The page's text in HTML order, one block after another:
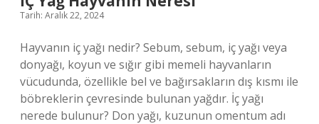
Tarih: Aralık 22, 2024
Hayvanın iç yağı nedir? Sebum, sebum, iç yağı veya
donyağı, koyun ve sığır gibi memeli hayvanların
vücudunda, özellikle bel ve bağırsakların dış kısmı ile
böbreklerin çevresinde bulunan yağdır. İç yağı
nerede bulunur? Don yağı, kuzunun omentum adı